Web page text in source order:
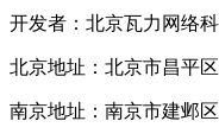
开发者：北京瓦力网络
北京地址：北京市昌平
南京地址：南京市建邺